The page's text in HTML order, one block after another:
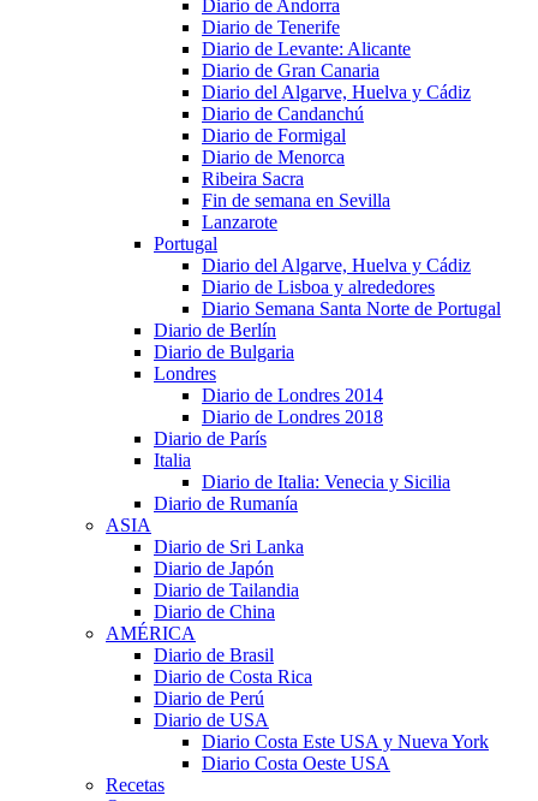
Diario de Andorra
Diario de Tenerife
Diario de Levante: Alicante
Diario de Gran Canaria
Diario del Algarve, Huelva y Cádiz
Diario de Candanchú
Diario de Formigal
Diario de Menorca
Ribeira Sacra
Fin de semana en Sevilla
Lanzarote
Portugal
Diario del Algarve, Huelva y Cádiz
Diario de Lisboa y alrededores
Diario Semana Santa Norte de Portugal
Diario de Berlín
Diario de Bulgaria
Londres
Diario de Londres 2014
Diario de Londres 2018
Diario de París
Italia
Diario de Italia: Venecia y Sicilia
Diario de Rumanía
ASIA
Diario de Sri Lanka
Diario de Japón
Diario de Tailandia
Diario de China
AMÉRICA
Diario de Brasil
Diario de Costa Rica
Diario de Perú
Diario de USA
Diario Costa Este USA y Nueva York
Diario Costa Oeste USA
Recetas